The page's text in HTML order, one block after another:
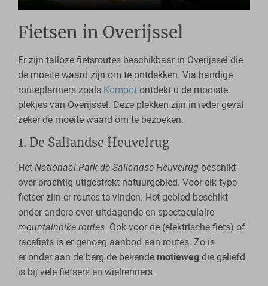
Fietsen in Overijssel
Er zijn talloze fietsroutes beschikbaar in Overijssel die
de moeite waard zijn om te ontdekken. Via handige
routeplanners zoals Komoot ontdekt u de mooiste
plekjes van Overijssel. Deze plekken zijn in ieder geval
zeker de moeite waard om te bezoeken.
1. De Sallandse Heuvelrug
HetNationaal Park de Sallandse Heuvelrug beschikt
over prachtig utigestrekt natuurgebied. Voor elk type
fietser zijn er routes te vinden. Het gebied beschikt
onder andere over uitdagende en spectaculaire
mountainbike routes. Ook voor de (elektrische fiets) of
racefiets is er genoeg aanbod aan routes. Zo is
er onder aan de berg de bekende motieweg die geliefd
is bij vele fietsers en wielrenners.